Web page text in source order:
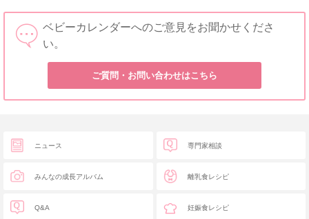
ベビーカレンダーへのご意見をお聞かせくださ
い。
ご質問・お問い合わせはこちら
ニュース
みんなの成長アルバム
Q&A
専門家相談
離乳食レシピ
妊娠食レシピ